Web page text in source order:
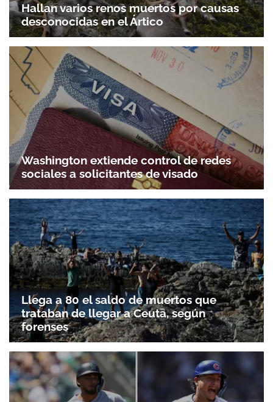
Hallan varios renos muertos por causas
desconocidas en el Ártico
Washington extiende control de redes
sociales a solicitantes de visado
Llega a 80 el saldo de muertos que
trataban de llegar a Ceuta, según
forenses